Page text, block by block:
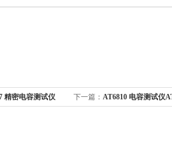
精密电容测试仪 下一篇： AT6810 电容测试仪